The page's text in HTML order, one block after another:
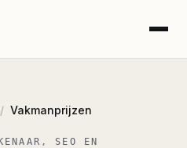
/ Vakmanprijzen
SEO EN